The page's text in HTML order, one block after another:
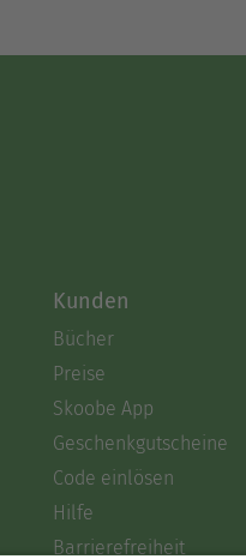
Kunden
Bücher
Preise
Skoobe App
Geschenkgutscheine
Code einlösen
Hilfe
Barrierefreiheit